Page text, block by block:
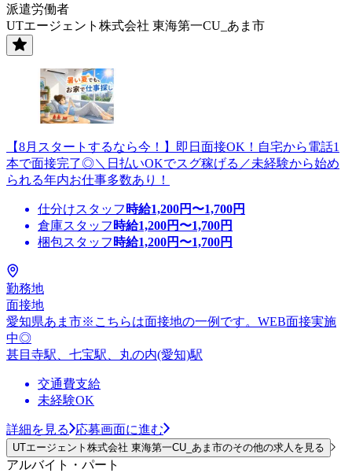
派遣労働者
UTエージェント株式会社 東海第一CU_あま市
【8月スタートするなら今！】即日面接OK！自宅から電話1
本で面接完了◎＼日払いOKでスグ稼げる／未経験から始め
られる年内お仕事多数あり！
仕分けスタッフ 時給1,200円〜1,700円
倉庫スタッフ 時給1,200円〜1,700円
梱包スタッフ 時給1,200円〜1,700円
勤務地
面接地
愛知県あま市※こちらは面接地の一例です。WEB面接実施
中◎
甚目寺駅、七宝駅、丸の内(愛知)駅
交通費支給
未経験OK
詳細を見る 応募画面に進む
UTエージェント株式会社 東海第一CU_あま市のその他の求人を見る
アルバイト・パート